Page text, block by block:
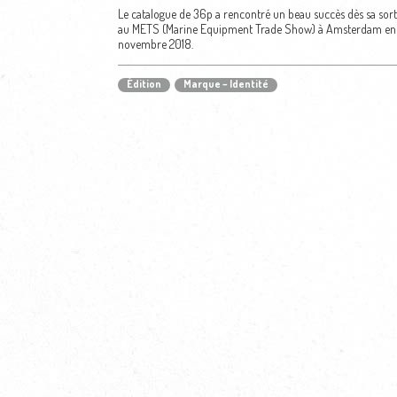
Le catalogue de 36p a rencontré un beau succès dès sa
au METS (Marine Equipment Trade Show) à Amsterdam en
novembre 2018.
Édition Marque – Identité